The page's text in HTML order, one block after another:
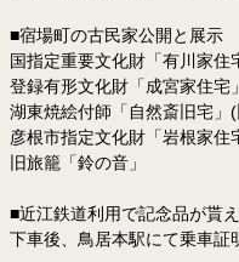
■宿場町の古民家公開と展示
国指定重要文化財「有川家住
登録有形文化財「成宮家住宅」
湖東焼絵付師「自然斎旧宅」
彦根市指定文化財「岩根家住
旧旅籠「鈴の音」
■近江鉄道利用で記念品が貰
下車後、鳥居本駅にて乗車証